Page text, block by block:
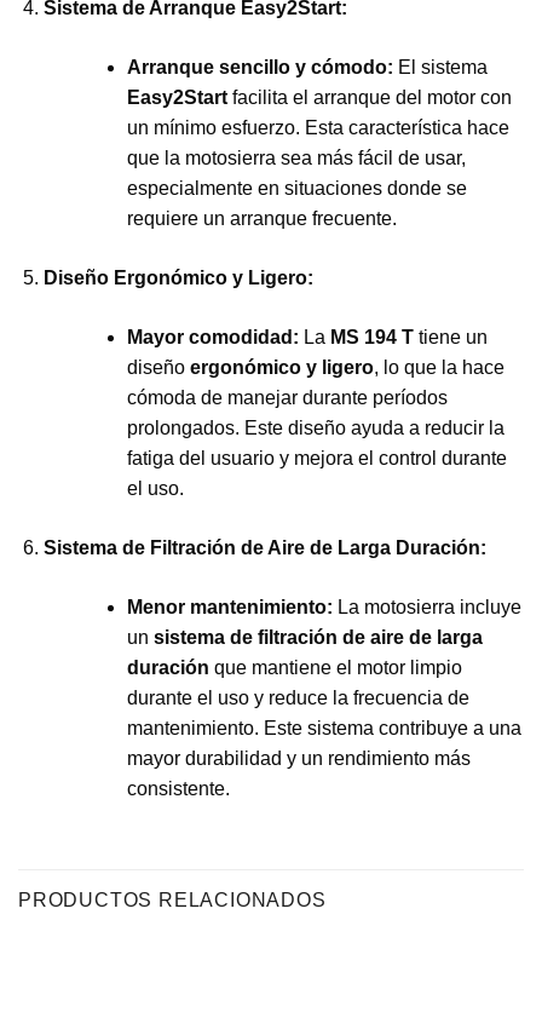
Sistema de Arranque Easy2Start:
Arranque sencillo y cómodo: El sistema
Easy2Startfacilita el arranque del motor con
un mínimo esfuerzo. Esta característica hace
que la motosierra sea más fácil de usar,
especialmente en situaciones donde se
requiere un arranque frecuente.
Diseño Ergonómico y Ligero:
Mayor comodidad: La MS 194 Ttiene un
diseño ergonómico y ligero, lo que la hace
cómoda de manejar durante períodos
prolongados. Este diseño ayuda a reducir la
fatiga del usuario y mejora el control durante
el uso.
Sistema de Filtración de Aire de Larga Duración:
Menor mantenimiento: La motosierra incluye
un sistema de filtración de aire de larga
duración que mantiene el motor limpio
durante el uso y reduce la frecuencia de
mantenimiento. Este sistema contribuye a una
mayor durabilidad y un rendimiento más
consistente.
PRODUCTOS RELACIONADOS